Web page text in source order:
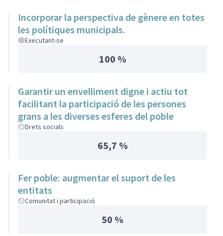
Incorporar la perspectiva de gènere en totes
les polítiques municipals.
Executant-se
100 %
Garantir un envelliment digne i actiu tot
facilitant la participació de les persones
grans a les diverses esferes del poble
Drets socials
65,7 %
Fer poble: augmentar el suport de les
entitats
Comunitat i participació
50 %